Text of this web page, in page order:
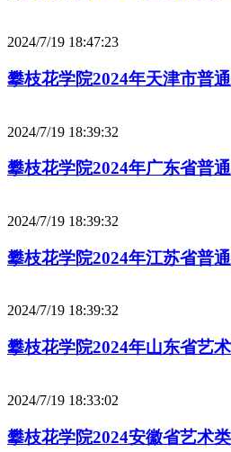
2024/7/19 18:47:23
攀枝花学院2024年天津市普
2024/7/19 18:39:32
攀枝花学院2024年广东省普
2024/7/19 18:39:32
攀枝花学院2024年江苏省普
2024/7/19 18:39:32
攀枝花学院2024年山东省艺
2024/7/19 18:33:02
攀枝花学院2024安徽省艺术